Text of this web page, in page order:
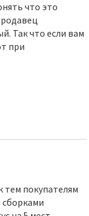
что это
Так что если вам
при
тем покупателям